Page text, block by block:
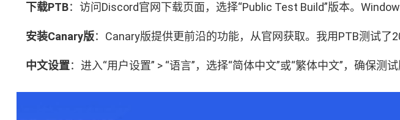
下载PTB：访问Discord官网下载页面，选择“Public Test Build”版本。
安装Canary版：Canary版提供更前沿的功能，从官网获取。我用PTB测试了
中文设置：进入“用户设置” > “语言”，选择“简体中文”或“繁体中文”，确保测试